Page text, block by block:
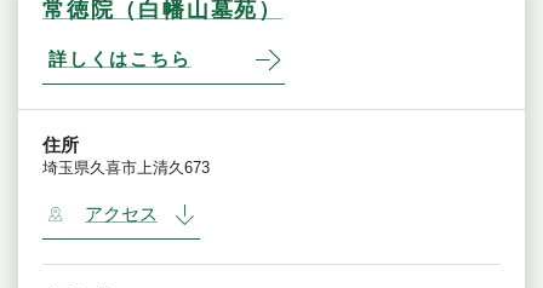
常徳院（白幡山墓苑）
詳しくはこちら
住所
埼玉県久喜市上清久673
アクセス